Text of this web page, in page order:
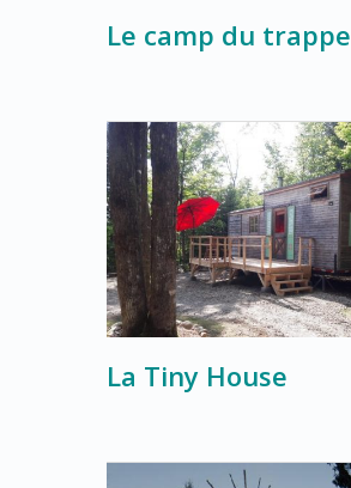
Le camp du
La Tiny House